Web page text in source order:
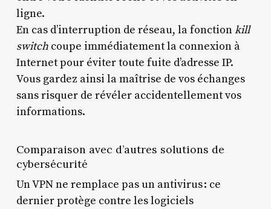
ligne.
En cas d’interruption de réseau, la fonctionkill
switchcoupe immédiatement la connexion à
Internet pour éviter toute fuite d’adresse IP.
Vous gardez ainsi la maîtrise de vos échanges
sans risquer de révéler accidentellement vos
informations.
Comparaison avec d’autres solutions de
cybersécurité
Un VPN ne remplace pas un antivirus : ce
dernier protège contre les logiciels